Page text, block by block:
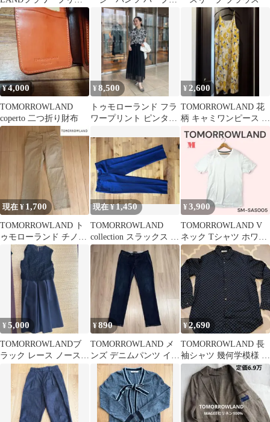
ト カジュアルパンツ
¥4,000
TOMORROWLAND
coperto 二つ折り財布
¥8,500
トゥモローランド フラ
ワープリント ピンタッ
ラウス
¥ 2,600
TOMORROWLAND 花
柄 キャミワンピース 36
SOULEIADO
現在 ¥ 1,700
TOMORROWLAND ト
ゥモローランド チノパ
現在 ¥1,450
TOMORROWLAND
collection スラックス 38
ブルー
¥3,900
TOMORROWLAND V
ネック Tシャツ ホワイ
ト M
¥5,000
TOMORROWLANDブ
ラック レース ノースリ
ーブ ワンピース 36
¥890
TOMORROWLAND メ
ンズ デニムパンツ イン
ディゴブルー
¥2,690
TOMORROWLAND 長
袖シャツ 幾何学模様 日
本製